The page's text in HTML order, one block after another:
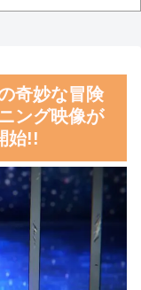
騒ぎ
親子丼という日本の
を知ってしまっ
「韓国人が日本のラー
て勘違いしているこ
…」→「え
？？？？？？」＝韓
奇妙な冒険
ング映像が
始!!